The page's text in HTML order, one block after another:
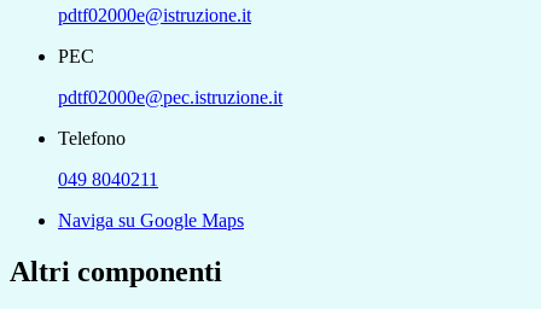
pdtf02000e@istruzione.it
PEC
pdtf02000e@pec.istruzione.it
Telefono
049 8040211
Naviga su Google Maps
Altri componenti